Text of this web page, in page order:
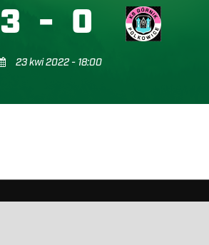
3 - 0
23 kwi 2022 - 18:00